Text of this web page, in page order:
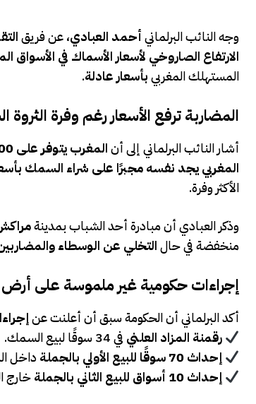
وجه النائب البرلمانيأحمد العبادي، عن فريق
الارتفاع الصاروخي لأسعار الأسماك في الأسواق
المستهلك المغربيبأسعار عادلة.
المضاربة ترفع الأسعار رغم وفرة الثروة
أشار النائب البرلماني إلى أنالمغرب يتوفر على 3500 كيلومتر من السواحل
المغربي يجد نفسه مجبرًا على شراء السمك
الأكثر وفرة.
وذكر العبادي أن مبادرة أحد الشباب بمدينة
منخفضة في حالالتخلي عن الوسطاء
إجراءات حكومية غير ملموسة على أرض
أكد البرلماني أن الحكومة سبق أن أعلنت عن
رقمنة المزاد العلني في 34 سوقًا لبيع السمك.
إحداث 70 سوقًا للبيع الأولي بالجملة
داخل
إحداث 10 أسواق للبيع الثاني بالجملة
خارج